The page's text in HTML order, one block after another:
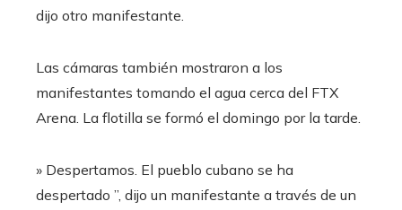
dijo otro manifestante.
Las cámaras también mostraron a los
manifestantes tomando el agua cerca del FTX
Arena. La flotilla se formó el domingo por la tarde.
» Despertamos. El pueblo cubano se ha
despertado ”, dijo un manifestante a través de un